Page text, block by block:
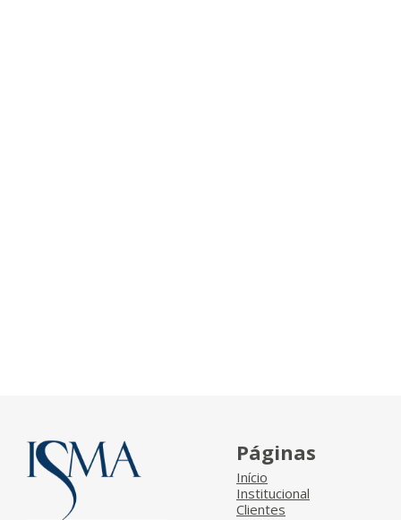
Páginas
Início
Institucional
Clientes